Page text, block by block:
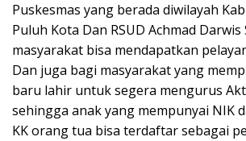
Puskesmas yang berada diwilayah
Puluh Kota Dan RSUD Achmad
masyarakat bisa mendapatkan
Dan juga bagi masyarakat yang
baru lahir untuk segera mengurus
sehingga anak yang mempunyai NIK
KK orang tua bisa terdaftar sebagai